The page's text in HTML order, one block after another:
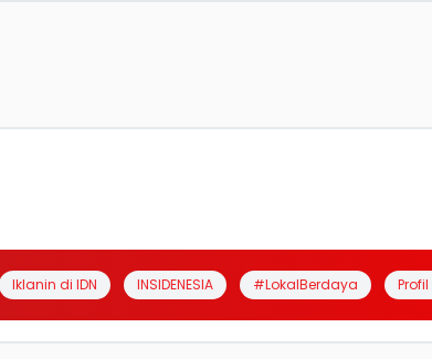
Iklanin di IDN INSIDENESIA #LokalBerdaya